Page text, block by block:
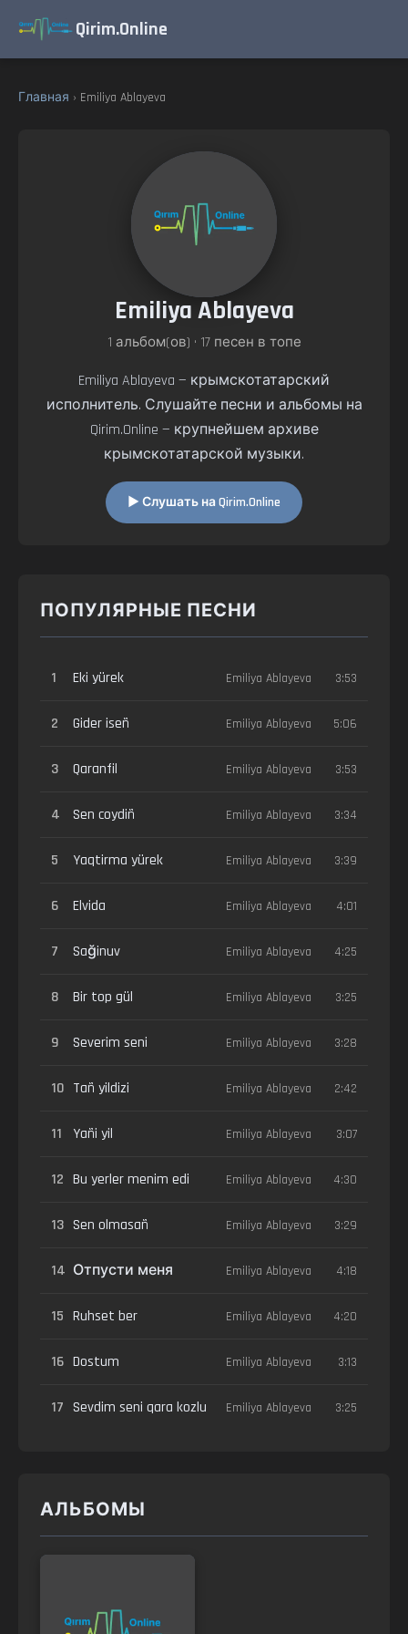
Qirim.Online
Главная › Emiliya Ablayeva
Emiliya Ablayeva
1 альбом(ов) • 17 песен в топе
Emiliya Ablayeva — крымскотатарский
исполнитель. Слушайте песни и альбомы на
Qirim.Online — крупнейшем архиве
крымскотатарской музыки.
▶ Слушать на Qirim.Online
ПОПУЛЯРНЫЕ ПЕСНИ
1 Eki yürek Emiliya Ablayeva 3:53
2 Gider iseñ Emiliya Ablayeva 5:06
3 Qaranfil Emiliya Ablayeva 3:53
4 Sen coydiñ Emiliya Ablayeva 3:34
5 Yaqtirma yürek Emiliya Ablayeva 3:39
6 Elvida Emiliya Ablayeva 4:01
7 Sağinuv Emiliya Ablayeva 4:25
8 Bir top gül Emiliya Ablayeva 3:25
9 Severim seni Emiliya Ablayeva 3:28
10 Tañ yildizi Emiliya Ablayeva 2:42
11 Yañi yil Emiliya Ablayeva 3:07
12 Bu yerler menim edi Emiliya Ablayeva 4:30
13 Sen olmasañ Emiliya Ablayeva 3:29
14 Отпусти меня Emiliya Ablayeva 4:18
15 Ruhset ber Emiliya Ablayeva 4:20
16 Dostum Emiliya Ablayeva 3:13
17 Sevdim seni qara kozlu Emiliya Ablayeva 3:25
АЛЬБОМЫ